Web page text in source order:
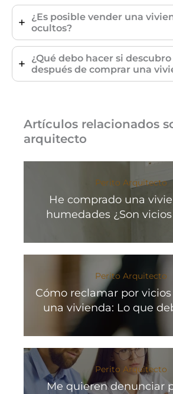
¿Es posible vender una
ocultos?
¿Qué debo hacer si
después de comprar una
Artículos relacionados
arquitecto
Perito Arquitecto
He comprado una
humedades ¿Son
Perito Arquitecto
Cómo reclamar por
una vivienda: Lo que
Perito Arquitecto
Me quieren denunciar